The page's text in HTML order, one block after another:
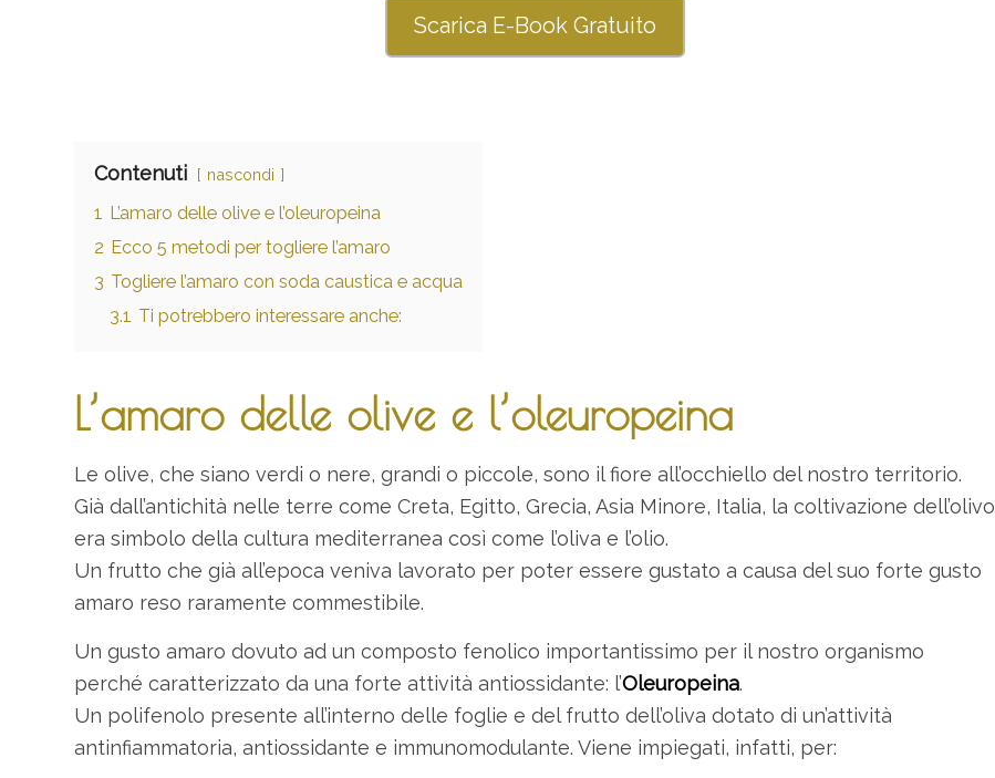
Scarica E-Book Gratuito
Contenuti nascondi
1 L’amaro delle olive e l’oleuropeina
2 Ecco 5 metodi per togliere l’amaro
3 Togliere l’amaro con soda caustica e acqua
3.1 Ti potrebbero interessare anche:
L’amaro delle olive e l’oleuropeina
Le olive, che siano verdi o nere, grandi o piccole, sono il fiore all’occhiello del nostro territorio.
Già dall’antichità nelle terre come Creta, Egitto, Grecia, Asia Minore, Italia, la coltivazione dell’olivo
era simbolo della cultura mediterranea così come l’oliva e l’olio.
Un frutto che già all’epoca veniva lavorato per poter essere gustato a causa del suo forte gusto
amaro reso raramente commestibile.
Un gusto amaro dovuto ad un composto fenolico importantissimo per il nostro organismo
perché caratterizzato da una forte attività antiossidante: l’Oleuropeina.
Un polifenolo presente all’interno delle foglie e del frutto dell’oliva dotato di un’attività
antinfiammatoria, antiossidante e immunomodulante. Viene impiegati, infatti, per: